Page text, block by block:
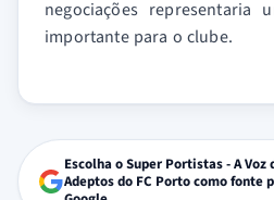
negociações representaria
importante para o clube.
Escolha o Super Portistas - A Voz
Adeptos do FC Porto como fonte